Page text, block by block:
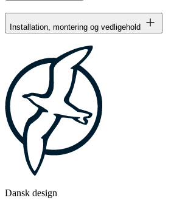
Installation, montering og vedligehold
Dansk design